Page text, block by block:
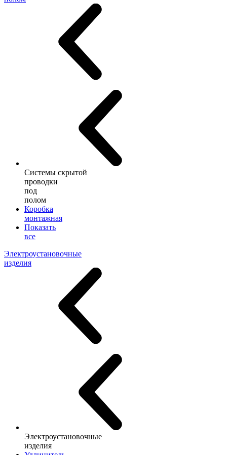
Системы скрытой
проводки
под
полом
Коробка
монтажная
Показать
все
Электроустановочные
изделия
Электроустановочные
изделия